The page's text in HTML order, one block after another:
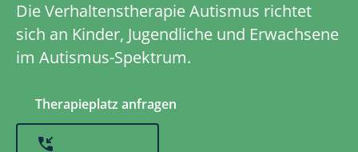
Die Verhaltenstherapie Autismus richtet
sich an Kinder, Jugendliche und Erwachsene
im Autismus-Spektrum.
Therapieplatz anfragen